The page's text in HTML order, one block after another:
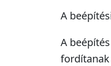
A
A
fordítanak